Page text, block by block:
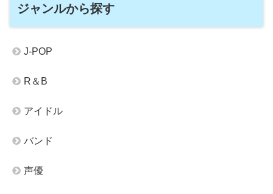
ジャンルから探す
J-POP
R＆B
アイドル
バンド
声優